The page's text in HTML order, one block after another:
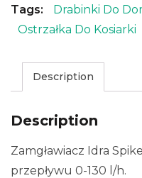
Tags: Drabinki Do
Ostrzałka Do Kosiarki
Description
Description
Zamgławiacz Idra
przepływu 0-130 l/h.